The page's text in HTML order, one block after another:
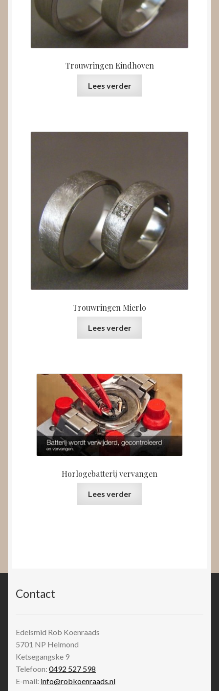
Trouwringen Eindhoven
Lees verder
Trouwringen Mierlo
Lees verder
Horlogebatterij vervangen
Lees verder
Contact
Edelsmid Rob Koenraads
5701 NP Helmond
Ketsegangske 9
Telefoon: 0492 527 598
E-mail: info@robkoenraads.nl